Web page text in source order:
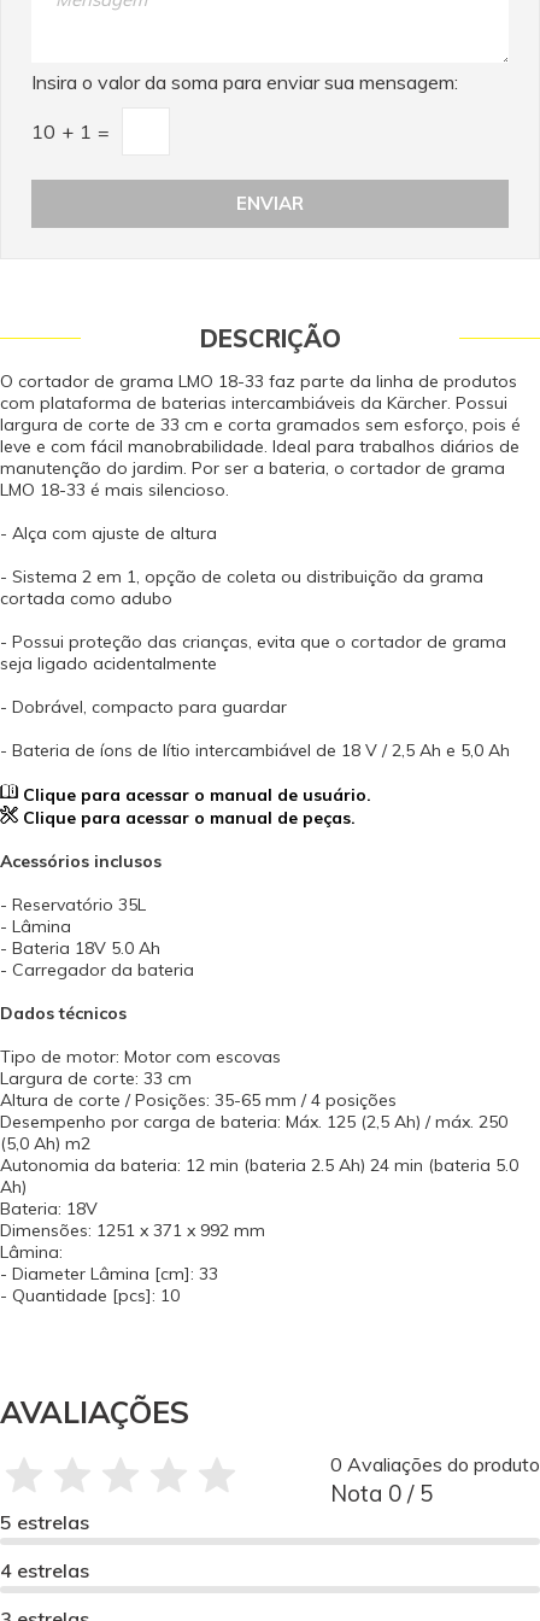
Insira o valor da soma para enviar sua mensagem:
10 + 1 =
DESCRIÇÃO
O cortador de grama LMO 18-33 faz parte da linha de produtos
com plataforma de baterias intercambiáveis da Kärcher. Possui
largura de corte de 33 cm e corta gramados sem esforço, pois é
leve e com fácil manobrabilidade. Ideal para trabalhos diários de
manutenção do jardim. Por ser a bateria, o cortador de grama
LMO 18-33 é mais silencioso.
- Alça com ajuste de altura
- Sistema 2 em 1, opção de coleta ou distribuição da grama
cortada como adubo
- Possui proteção das crianças, evita que o cortador de grama
seja ligado acidentalmente
- Dobrável, compacto para guardar
- Bateria de íons de lítio intercambiável de 18 V / 2,5 Ah e 5,0 Ah
Clique para acessar o manual de usuário.
Clique para acessar o manual de peças.
Acessórios inclusos
- Reservatório 35L
- Lâmina
- Bateria 18V 5.0 Ah
- Carregador da bateria
Dados técnicos
Tipo de motor: Motor com escovas
Largura de corte: 33 cm
Altura de corte / Posições: 35-65 mm / 4 posições
Desempenho por carga de bateria: Máx. 125 (2,5 Ah) / máx. 250
(5,0 Ah) m2
Autonomia da bateria: 12 min (bateria 2.5 Ah) 24 min (bateria 5.0
Ah)
Bateria: 18V
Dimensões: 1251 x 371 x 992 mm
Lâmina:
- Diameter Lâmina [cm]: 33
- Quantidade [pcs]: 10
AVALIAÇÕES
0 Avaliações do produto
Nota 0 / 5
5 estrelas
4 estrelas